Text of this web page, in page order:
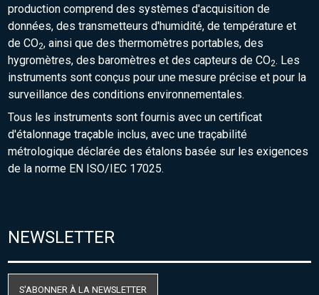
production comprend des systèmes d'acquisition de
données, des transmetteurs d'humidité, de température et
de CO2, ainsi que des thermomètres portables, des
hygromètres, des baromètres et des capteurs de CO2. Les
instruments sont conçus pour une mesure précise et pour la
surveillance des conditions environnementales.
Tous les instruments sont fournis avec un certificat
d'étalonnage traçable inclus, avec une traçabilité
métrologique déclarée des étalons basée sur les exigences
de la norme EN ISO/IEC 17025.
NEWSLETTER
S'ABONNER À LA NEWSLETTER